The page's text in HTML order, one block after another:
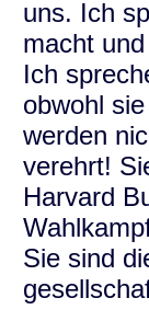
uns. Ich
macht
Ich
obwohl
werden
verehrt!
Harvard
Sie sind